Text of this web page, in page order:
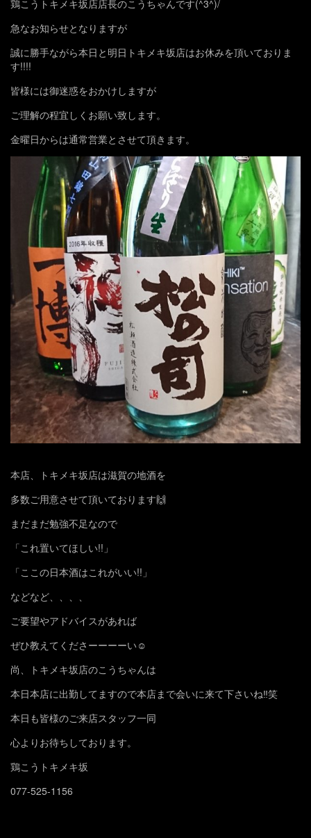
鶏こうトキメキ坂店店長のこうちゃんです(^3^)/
急なお知らせとなりますが
誠に勝手ながら本日と明日トキメキ坂店はお休みを頂いておりま
す!!!!
皆様には御迷惑をおかけしますが
ご理解の程宜しくお願い致します。
金曜日からは通常営業とさせて頂きます。
本店、トキメキ坂店は滋賀の地酒を
多数ご用意させて頂いております🙌
まだまだ勉強不足なので
「これ置いてほしい!!」
「ここの日本酒はこれがいい!!」
などなど、、、、
ご要望やアドバイスがあれば
ぜひ教えてくださーーーーい☺️
尚、トキメキ坂店のこうちゃんは
本日本店に出勤してますので本店まで会いに来て下さいね‼️笑
本日も皆様のご来店スタッフ一同
心よりお待ちしております。
鶏こうトキメキ坂
077-525-1156